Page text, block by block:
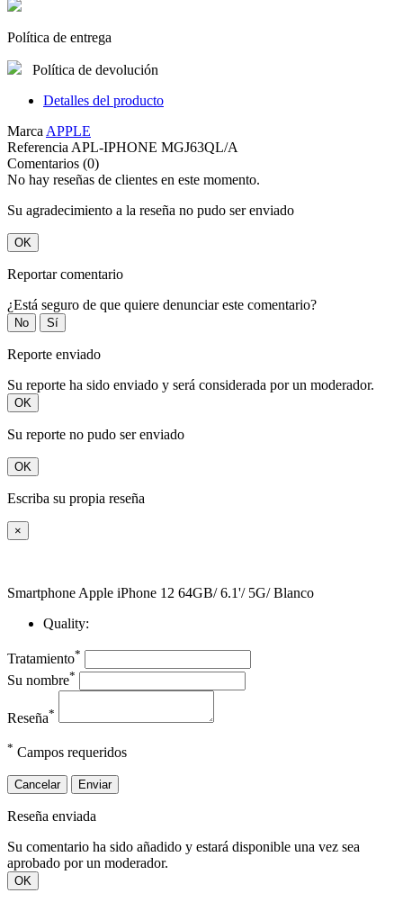
Política de entrega
Política de devolución
Detalles del producto
MarcaAPPLE
ReferenciaAPL-IPHONE MGJ63QL/A
Comentarios (0)
No hay reseñas de clientes en este momento.
Su agradecimiento a la reseña no pudo ser enviado
OK
Reportar comentario
¿Está seguro de que quiere denunciar este comentario?
No Sí
Reporte enviado
Su reporte ha sido enviado y será considerada por un moderador.
OK
Su reporte no pudo ser enviado
OK
Escriba su propia reseña
×
Smartphone Apple iPhone 12 64GB/ 6.1'/ 5G/ Blanco
Quality:
Tratamiento*
Su nombre*
Reseña*
* Campos requeridos
Cancelar Enviar
Reseña enviada
Su comentario ha sido añadido y estará disponible una vez sea
aprobado por un moderador.
OK